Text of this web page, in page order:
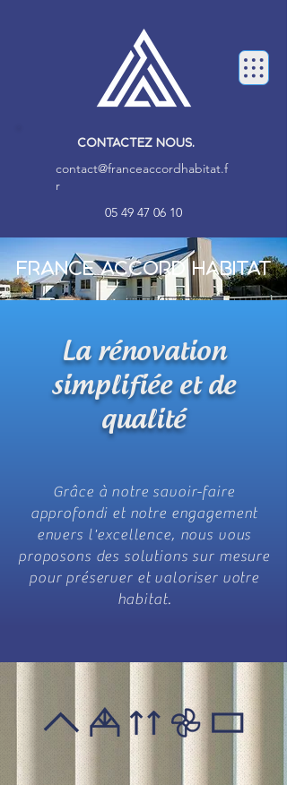
CONTACTEZ NOUS.
contact@franceaccordhabitat.f
r
05 49 47 06 10
France Accord Habitat
La rénovation
simplifiée et de
qualité
Grâce à notre savoir-faire
approfondi et notre engagement
envers l'excellence, nous vous
proposons des solutions sur mesure
pour préserver et valoriser votre
habitat.